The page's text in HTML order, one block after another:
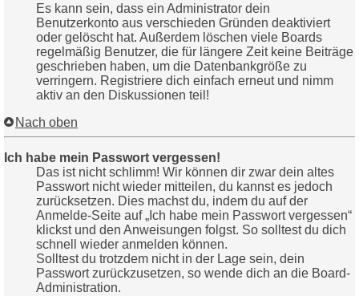
Es kann sein, dass ein Administrator dein
Benutzerkonto aus verschieden Gründen deaktiviert
oder gelöscht hat. Außerdem löschen viele Boards
regelmäßig Benutzer, die für längere Zeit keine Beiträge
geschrieben haben, um die Datenbankgröße zu
verringern. Registriere dich einfach erneut und nimm
aktiv an den Diskussionen teil!
Nach oben
Ich habe mein Passwort vergessen!
Das ist nicht schlimm! Wir können dir zwar dein altes
Passwort nicht wieder mitteilen, du kannst es jedoch
zurücksetzen. Dies machst du, indem du auf der
Anmelde-Seite auf „Ich habe mein Passwort vergessen“
klickst und den Anweisungen folgst. So solltest du dich
schnell wieder anmelden können.
Solltest du trotzdem nicht in der Lage sein, dein
Passwort zurückzusetzen, so wende dich an die Board-
Administration.